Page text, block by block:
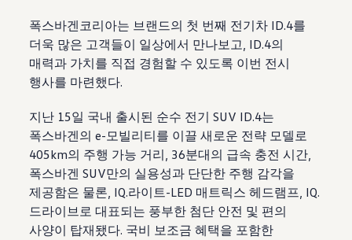
폭스바겐코리아는 브랜드의 첫 번째 전기차 ID.4를
더욱 많은 고객들이 일상에서 만나보고, ID.4의
매력과 가치를 직접 경험할 수 있도록 이번 전시
행사를 마련했다.
지난 15일 국내 출시된 순수 전기 SUV ID.4는
폭스바겐의 e-모빌리티를 이끌 새로운 전략 모델로
405km의 주행 가능 거리, 36분대의 급속 충전 시간,
폭스바겐 SUV만의 실용성과 단단한 주행 감각을
제공함은 물론, IQ.라이트-LED 매트릭스 헤드램프, IQ.
드라이브로 대표되는 풍부한 첨단 안전 및 편의
사양이 탑재됐다. 국비 보조금 혜택을 포함한